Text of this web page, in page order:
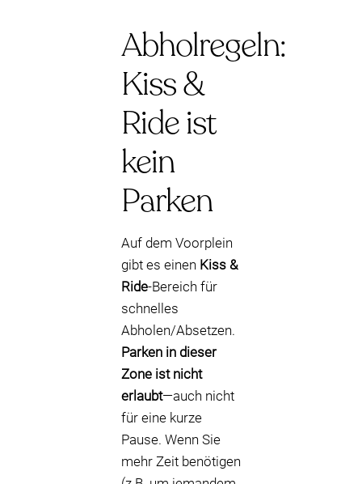
Abholregeln:
Kiss &
Ride ist
kein
Parken
Auf dem Voorplein
gibt es einen Kiss &
Ride-Bereich für
schnelles
Abholen/Absetzen.
Parken in dieser
Zone ist nicht
erlaubt—auch nicht
für eine kurze
Pause. Wenn Sie
mehr Zeit benötigen